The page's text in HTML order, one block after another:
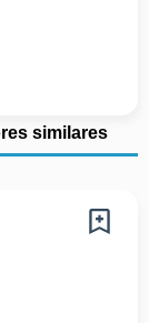
similares